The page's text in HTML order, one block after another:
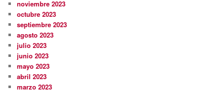
noviembre 2023
octubre 2023
septiembre 2023
agosto 2023
julio 2023
junio 2023
mayo 2023
abril 2023
marzo 2023